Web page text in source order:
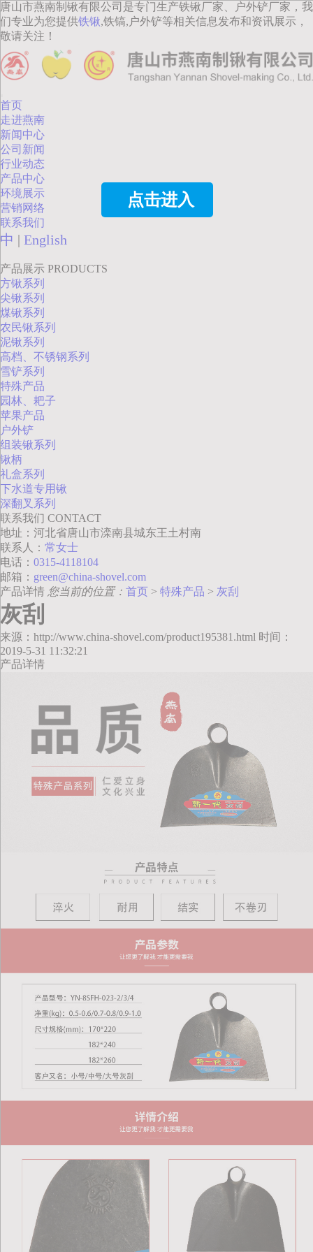
点击进入
唐山市燕南制锹有限公司是专门生产铁锹厂家、户外铲厂家，我
们专业为您提供铁锹,铁镐,户外铲等相关信息发布和资讯展示，
敬请关注！
首页
走进燕南
新闻中心
公司新闻
行业动态
产品中心
环境展示
营销网络
联系我们
中 | English
产品展示 PRODUCTS
方锹系列
尖锹系列
煤锹系列
农民锹系列
泥锹系列
高档、不锈钢系列
雪铲系列
特殊产品
园林、耙子
苹果产品
户外铲
组装锹系列
锹柄
礼盒系列
下水道专用锹
深翻叉系列
联系我们 CONTACT
地址：河北省唐山市滦南县城东王土村南
联系人： 常女士
电话： 0315-4118104
邮箱： green@china-shovel.com
产品详情 您当前的位置： 首页 > 特殊产品 > 灰刮
灰刮
来源：http://www.china-shovel.com/product195381.html 时间：
2019-5-31 11:32:21
产品详情